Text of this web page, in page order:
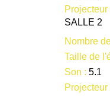
SALLE 2
Nombre
Taille de
Son : 5.1